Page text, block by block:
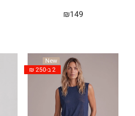
₪149
New
2 ב-250 ₪